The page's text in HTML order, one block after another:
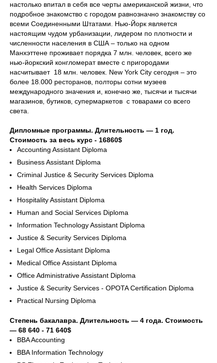
настолько впитал в себя все черты американской жизни, что
подробное знакомство с городом равнозначно знакомству со
всеми Соединенными Штатами. Нью-Йорк является
настоящим чудом урбанизации, лидером по плотности и
численности населения в США – только на одном
Манхэттене проживает порядка 7 млн. человек, всего же
нью-йоркский конгломерат вместе с пригородами
насчитывает 18 млн. человек. New York City сегодня – это
более 18.000 ресторанов, полторы сотни музеев
международного значения и, конечно же, тысячи и тысячи
магазинов, бутиков, супермаркетов с товарами со всего
света.
Дипломные программы. Длительность — 1 год.
Стоимость за весь курс - 16860$
Accounting Assistant Diploma
Business Assistant Diploma
Criminal Justice & Security Services Diploma
Health Services Diploma
Hospitality Assistant Diploma
Human and Social Services Diploma
Information Technology Assistant Diploma
Justice & Security Services Diploma
Legal Office Assistant Diploma
Medical Office Assistant Diploma
Office Administrative Assistant Diploma
Justice & Security Services - OPOTA Certification Diploma
Practical Nursing Diploma
Степень бакалавра. Длительность — 4 года. Стоимость
— 68 640 - 71 640$
BBA Accounting
BBA Information Technology